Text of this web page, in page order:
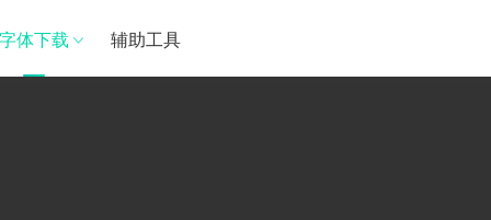
字体下载 辅助工具